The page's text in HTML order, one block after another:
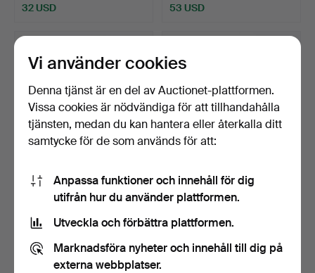
32 USD 53 USD
BOK "Henry Moore" med
personlig dedikation.
5 bud
59 USD
BOK "Slottsteatrarna på
Drottningholm och …
1 bud
32 USD
Vi använder cookies
Denna tjänst är en del av Auctionet-plattformen.
Vissa cookies är nödvändiga för att tillhandahålla
tjänsten, medan du kan hantera eller återkalla ditt
samtycke för de som används för att:
Anpassa funktioner och innehåll för dig
utifrån hur du använder plattformen.
Utveckla och förbättra plattformen.
Marknadsföra nyheter och innehåll till dig på
externa webbplatser.